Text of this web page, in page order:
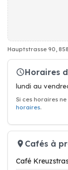
Hauptstrasse 90,
Horaires
lundi au
Si ces horaires
horaires.
Cafés à
Café